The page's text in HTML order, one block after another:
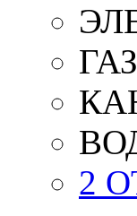
ГАЗ
2